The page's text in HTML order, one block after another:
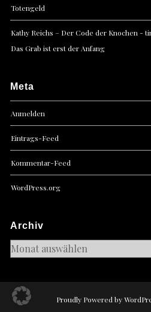
Totengeld
Kathy Reichs – Der Code der Knochen -
Das Grab ist erst der Anfang
Meta
Anmelden
Eintrags-Feed
Kommentar-Feed
WordPress.org
Archiv
Archiv
Proudly Powered by